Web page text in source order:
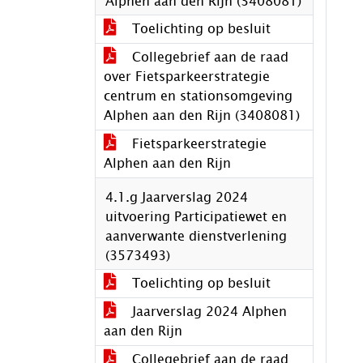
Toelichting op besluit
Collegebrief aan de raad
over Fietsparkeerstrategie
centrum en stationsomgeving
Alphen aan den Rijn (3408081)
Fietsparkeerstrategie
Alphen aan den Rijn
4.1.g Jaarverslag 2024
uitvoering Participatiewet en
aanverwante dienstverlening
(3573493)
Toelichting op besluit
Jaarverslag 2024 Alphen
aan den Rijn